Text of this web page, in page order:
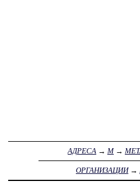
АДРЕСА → М→
ОРГАНИЗАЦИИ→